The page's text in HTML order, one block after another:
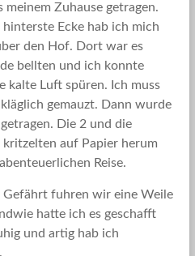
Zuhause getragen.
Ecke hab ich mich
den Hof. Dort war es
bellten und ich konnte
kalte Luft spüren. Ich muss
gemauzt. Dann wurde
Die 2 und die
auf Papier herum
Reise.
Gefährt fuhren wir eine Weile
hatte ich es geschafft
und artig hab ich